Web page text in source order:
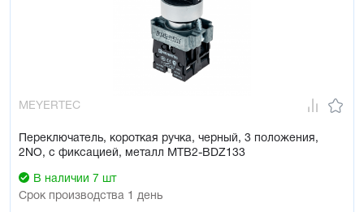
MEYERTEC
Переключатель, короткая ручка, черный, 3 положения,
2NO, с фиксацией, металл MTB2-BDZ133
В наличии 7 шт
Срок производства 1 день